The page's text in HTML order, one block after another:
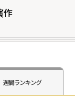
作
週間ランキング